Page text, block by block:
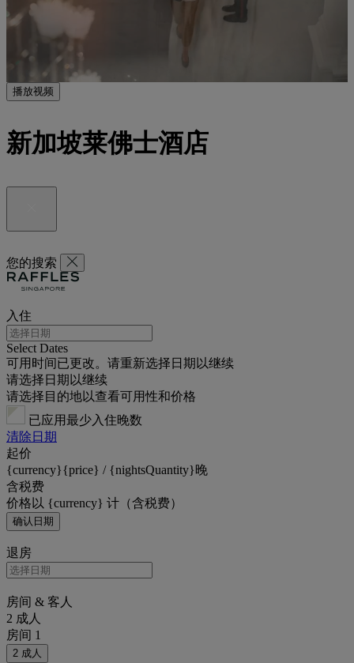
播放视频
新加坡莱佛士酒店
您的搜索
入住
Select Dates
可用时间已更改。请重新选择日期以继续
请选择日期以继续
请选择目的地以查看可用性和价格
已应用最少入住晚数
清除日期
起价
{currency}{price} / {nightsQuantity}晚
含税费
价格以 {currency} 计（含税费）
确认日期
退房
房间 & 客人
2 成人
房间 1
2 成人